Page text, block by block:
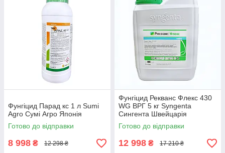
Фунгіцид Парад кс 1 л Sumi
Agro Сумі Агро Японія
Готово до відправки
8 998 ₴ 12 298 ₴
Фунгіцид Рекванс Флекс 430
WG ВРГ 5 кг Syngenta
Сингента Швейцарія
Готово до відправки
12 998 ₴ 17 210 ₴